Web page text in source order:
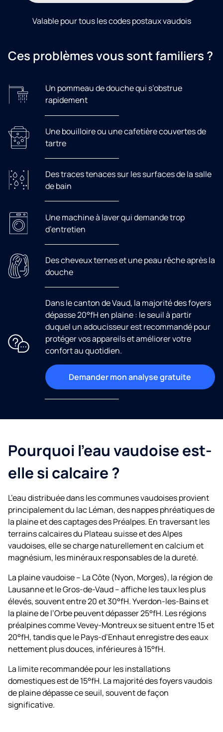
Valable pour tous les codes postaux vaudois
Ces problèmes vous sont familiers ?
Un pommeau de douche qui s’obstrue
rapidement
Une bouilloire ou une cafetière couvertes de
tartre
Des traces tenaces sur les surfaces de la salle
de bain
Une machine à laver qui demande trop
d’entretien
Des cheveux ternes et une peau rêche après la
douche
Dans le canton de Vaud, la majorité des foyers
dépasse 20°fH en plaine : le seuil à partir
duquel un adoucisseur est recommandé pour
protéger vos appareils et améliorer votre
confort au quotidien.
Demander mon analyse gratuite
Pourquoi l’eau vaudoise est-
elle si calcaire ?
L’eau distribuée dans les communes vaudoises provient
principalement du lac Léman, des nappes phréatiques de
la plaine et des captages des Préalpes. En traversant les
terrains calcaires du Plateau suisse et des Alpes
vaudoises, elle se charge naturellement en calcium et
magnésium, les minéraux responsables de la dureté.
La plaine vaudoise – La Côte (Nyon, Morges), la région de
Lausanne et le Gros-de-Vaud – affiche les taux les plus
élevés, souvent entre 20 et 30°fH. Yverdon-les-Bains et
la plaine de l’Orbe peuvent dépasser 25°fH. Les régions
préalpines comme Vevey-Montreux se situent entre 15 et
20°fH, tandis que le Pays-d’Enhaut enregistre des eaux
nettement plus douces, inférieures à 15°fH.
La limite recommandée pour les installations
domestiques est de 15°fH. La majorité des foyers vaudois
de plaine dépasse ce seuil, souvent de façon
significative.